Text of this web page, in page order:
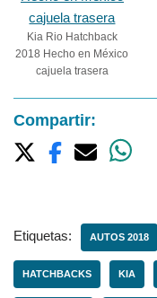
Kia Rio Hatchback
2018 Hecho en México
cajuela trasera
Compartir:
Etiquetas: AUTOS 2018
HATCHBACKS KIA